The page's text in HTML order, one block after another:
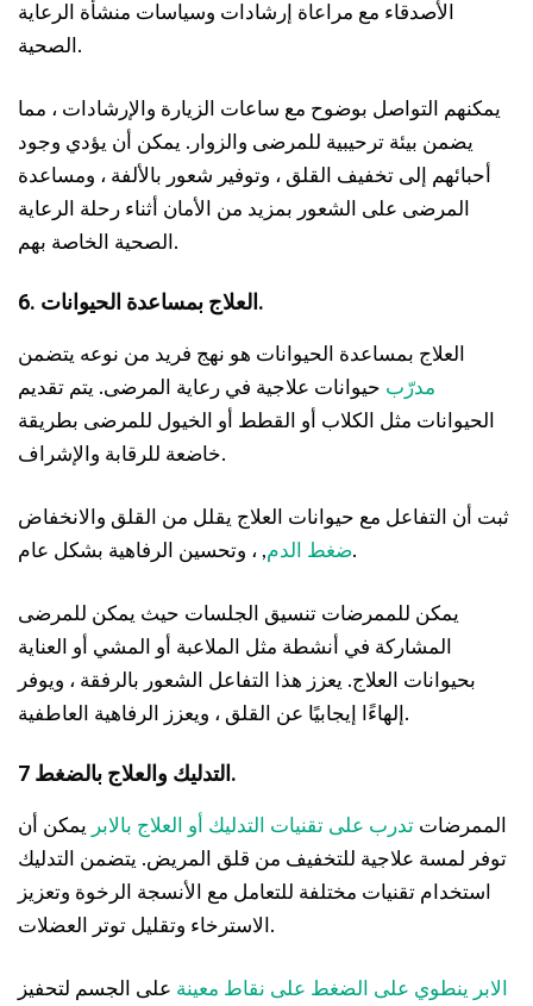
الأصدقاء مع مراعاة إرشادات وسياسات منشأة الرعاية
الصحية.
يمكنهم التواصل بوضوح مع ساعات الزيارة والإرشادات ، مما
يضمن بيئة ترحيبية للمرضى والزوار. يمكن أن يؤدي وجود
أحبائهم إلى تخفيف القلق ، وتوفير شعور بالألفة ، ومساعدة
المرضى على الشعور بمزيد من الأمان أثناء رحلة الرعاية
الصحية الخاصة بهم.
6. العلاج بمساعدة الحيوانات.
العلاج بمساعدة الحيوانات هو نهج فريد من نوعه يتضمن
مدرّب حيوانات علاجية في رعاية المرضى. يتم تقديم
الحيوانات مثل الكلاب أو القطط أو الخيول للمرضى بطريقة
خاضعة للرقابة والإشراف.
ثبت أن التفاعل مع حيوانات العلاج يقلل من القلق والانخفاض
ضغط الدم, ، وتحسين الرفاهية بشكل عام.
يمكن للممرضات تنسيق الجلسات حيث يمكن للمرضى
المشاركة في أنشطة مثل الملاعبة أو المشي أو العناية
بحيوانات العلاج. يعزز هذا التفاعل الشعور بالرفقة ، ويوفر
إلهاءًا إيجابيًا عن القلق ، ويعزز الرفاهية العاطفية.
7 التدليك والعلاج بالضغط.
الممرضات تدرب على تقنيات التدليك أو العلاج بالابر يمكن أن
توفر لمسة علاجية للتخفيف من قلق المريض. يتضمن التدليك
استخدام تقنيات مختلفة للتعامل مع الأنسجة الرخوة وتعزيز
الاسترخاء وتقليل توتر العضلات.
الابر ينطوي على الضغط على نقاط معينة على الجسم لتحفيز